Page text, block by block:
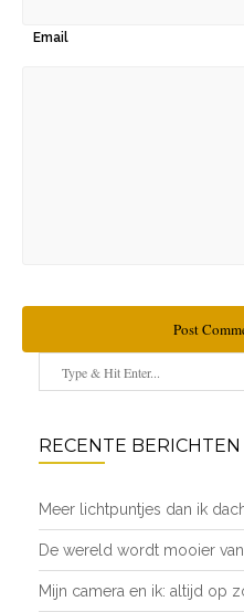
Email
Post
RECENTE BERICHTEN
Meer lichtpuntjes dan ik
De wereld wordt mooier
Mijn camera en ik: altijd op